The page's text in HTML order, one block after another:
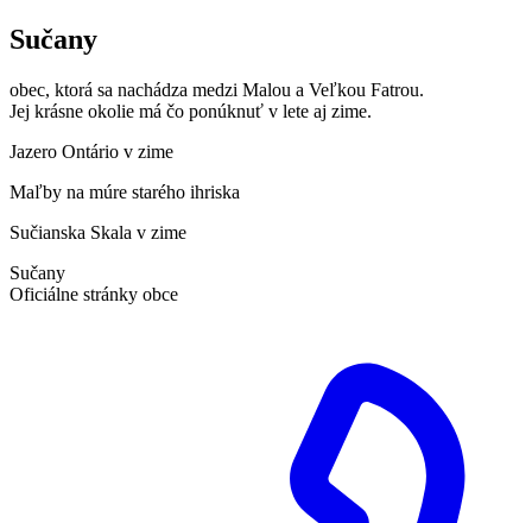
Sučany
obec, ktorá sa nachádza medzi Malou a Veľkou Fatrou.
Jej krásne okolie má čo ponúknuť v lete aj zime.
Jazero Ontário v zime
Maľby na múre starého ihriska
Sučianska Skala v zime
Sučany
Oficiálne stránky obce